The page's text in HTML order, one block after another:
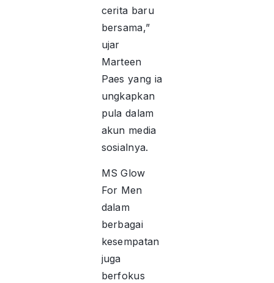
cerita baru
bersama,”
ujar
Marteen
Paes yang ia
ungkapkan
pula dalam
akun media
sosialnya.
MS Glow
For Men
dalam
berbagai
kesempatan
juga
berfokus